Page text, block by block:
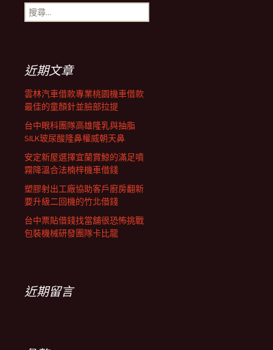
航
列
搜
尋
近期文章
雲林汽車借款專業桃園機車借款
最佳的童顏針並臉部拉提
台中眼科團隊高雄隆乳與抽脂
SILK玻尿酸隆鼻權威朝天鼻
安定新屋選擇宜蘭賞鯨的滿足噴
霧降溫合法楠梓機車借錢
塑膠射出工廠協助客戶廚房翻新
要升級二回機的竹北借錢
台中票貼借錢找當舖很恐怖挑戰
包裝機械研發團隊卡比龍
近期留言